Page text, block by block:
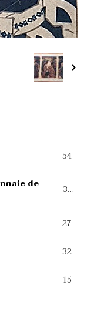
54
de
39
27
32
15